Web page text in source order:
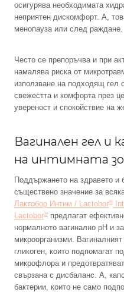
осигурява необходимата
неприятен дискомфорт. А,
менопауза или след раждане.
Често се препоръчва и при
намалява риска от
използване на подходящ гел
свежестта и комфорта през
увереност и спокойствие на
Вагинален гел и
на интимната
Поддържането на здравето и
съществено значение за
Лактобор Интим / Lactobor®
Lactobor® предлагат
нормалното вагинално pH и
микроорганизми.
гликоген, които подпомагат
микрофлора и
свързана с дисбаланс. А,
бактерии, които не само